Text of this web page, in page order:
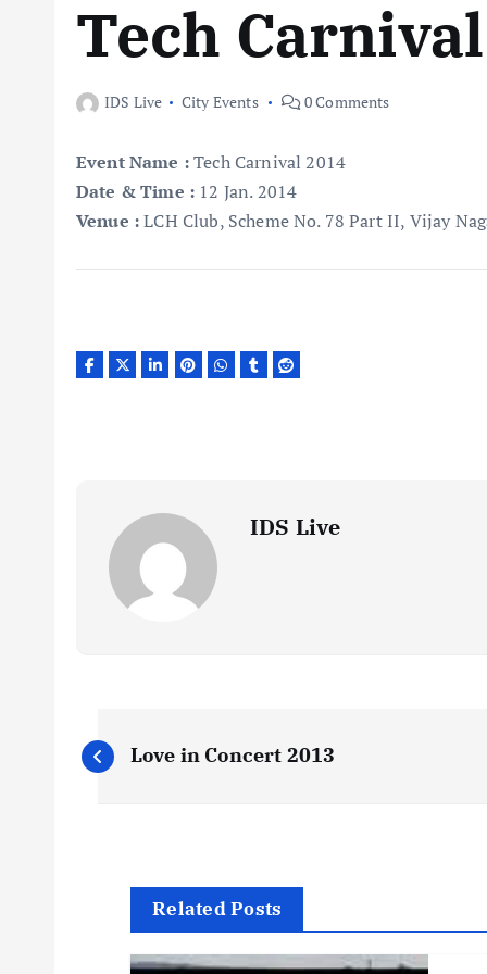
Tech Carnival
IDS Live City Events 0 Comments
Event Name :Tech Carnival 2014
Date & Time : 12 Jan. 2014
Venue :LCH Club, Scheme No. 78 Part II, Vijay
IDS Live
P
Love in Concert 2013
Related Posts